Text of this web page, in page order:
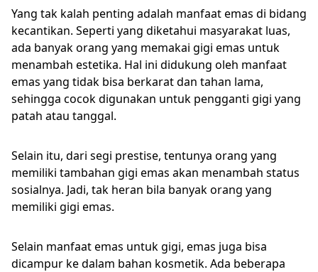
Yang tak kalah penting adalah manfaat emas di bidang
kecantikan. Seperti yang diketahui masyarakat luas,
ada banyak orang yang memakai gigi emas untuk
menambah estetika. Hal ini didukung oleh manfaat
emas yang tidak bisa berkarat dan tahan lama,
sehingga cocok digunakan untuk pengganti gigi yang
patah atau tanggal.
Selain itu, dari segi prestise, tentunya orang yang
memiliki tambahan gigi emas akan menambah status
sosialnya. Jadi, tak heran bila banyak orang yang
memiliki gigi emas.
Selain manfaat emas untuk gigi, emas juga bisa
dicampur ke dalam bahan kosmetik. Ada beberapa